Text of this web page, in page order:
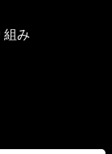
み